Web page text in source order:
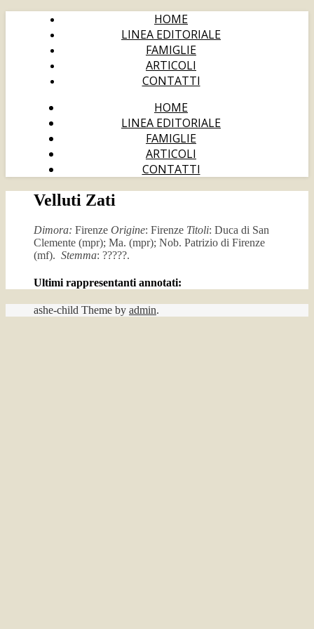
HOME
LINEA EDITORIALE
FAMIGLIE
ARTICOLI
CONTATTI
HOME
LINEA EDITORIALE
FAMIGLIE
ARTICOLI
CONTATTI
Velluti Zati
Dimora: Firenze Origine: Firenze Titoli: Duca di San
Clemente (mpr); Ma. (mpr); Nob. Patrizio di Firenze
(mf). Stemma: ?????.
Ultimi rappresentanti annotati:
ashe-child Theme by admin.